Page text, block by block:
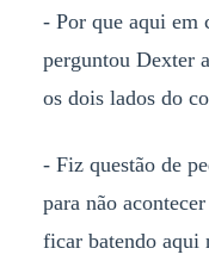
- Por que aqui em
perguntou Dexter
os dois lados do
- Fiz questão de
para não
ficar batendo aqui